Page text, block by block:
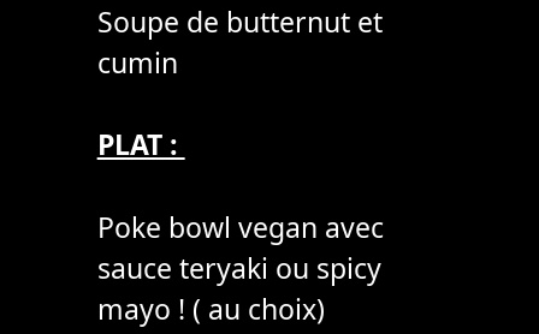
Soupe de butternut et
cumin
PLAT :
Poke bowl vegan avec
sauce teryaki ou spicy
mayo ! ( au choix)